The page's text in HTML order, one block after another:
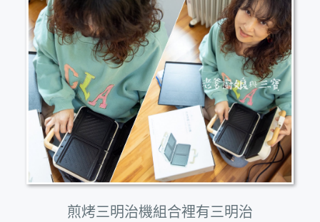
煎烤三明治機組合裡有三明治